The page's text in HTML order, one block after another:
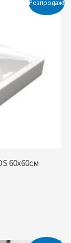
Розпродаж!
60x60cм